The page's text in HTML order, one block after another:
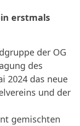
erstmals
der OG
des
2024 das neue
und der
gemischten